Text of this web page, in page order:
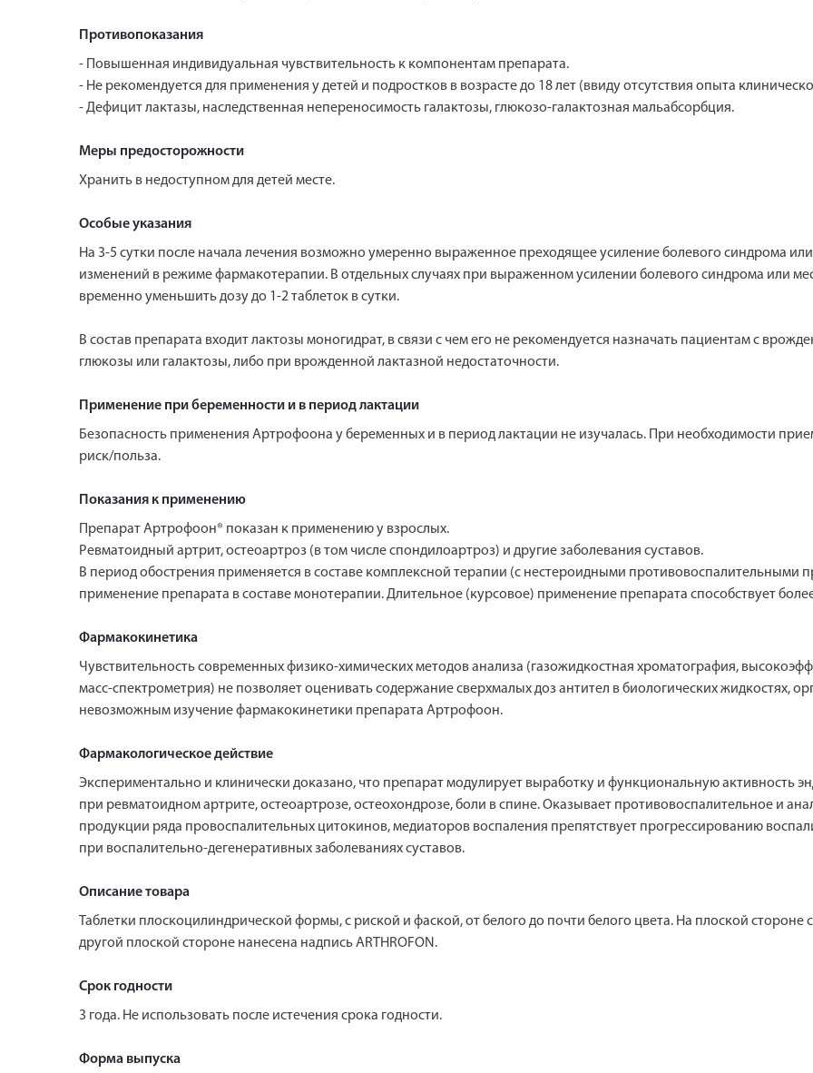
Противопоказания
- Повышенная индивидуальная чувствительность к компонентам препарата.
- Не рекомендуется для применения у детей и подростков в возрасте до 18 лет (ввиду отсутствия опыта
- Дефицит лактазы, наследственная непереносимость галактозы, глюкозо-галактозная мальабсорбция.
Меры предосторожности
Хранить в недоступном для детей месте.
Особые указания
На 3-5 сутки после начала лечения возможно умеренно выраженное преходящее усиление болевого синдрома
изменений в режиме фармакотерапии. В отдельных случаях при выраженном усилении болевого синдрома или
временно уменьшить дозу до 1-2 таблеток в сутки.
В состав препарата входит лактозы моногидрат, в связи с чем его не рекомендуется назначать пациентам с
глюкозы или галактозы, либо при врожденной лактазной недостаточности.
Применение при беременности и в период лактации
Безопасность применения Артрофоона у беременных и в период лактации не изучалась. При необходимости
риск/польза.
Показания к применению
Препарат Артрофоон® показан к применению у взрослых.
Ревматоидный артрит, остеоартроз (в том числе спондилоартроз) и другие заболевания суставов.
В период обострения применяется в составе комплексной терапии (с нестероидными противовоспалительными
применение препарата в составе монотерапии. Длительное (курсовое) применение препарата способствует
Фармакокинетика
Чувствительность современных физико-химических методов анализа (газожидкостная хроматография,
масс-спектрометрия) не позволяет оценивать содержание сверхмалых доз антител в биологических жидкостях,
невозможным изучение фармакокинетики препарата Артрофоон.
Фармакологическое действие
Экспериментально и клинически доказано, что препарат модулирует выработку и функциональную активность
при ревматоидном артрите, остеоартрозе, остеохондрозе, боли в спине. Оказывает противовоспалительное и
продукции ряда провоспалительных цитокинов, медиаторов воспаления препятствует прогрессированию
при воспалительно-дегенеративных заболеваниях суставов.
Описание товара
Таблетки плоскоцилиндрической формы, с риской и фаской, от белого до почти белого цвета. На плоской стороне
другой плоской стороне нанесена надпись ARTHROFON.
Срок годности
3 года. Не использовать после истечения срока годности.
Форма выпуска